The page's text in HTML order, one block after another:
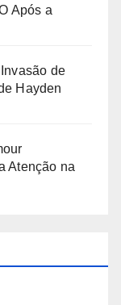
Após a
de
Hayden
Atenção na